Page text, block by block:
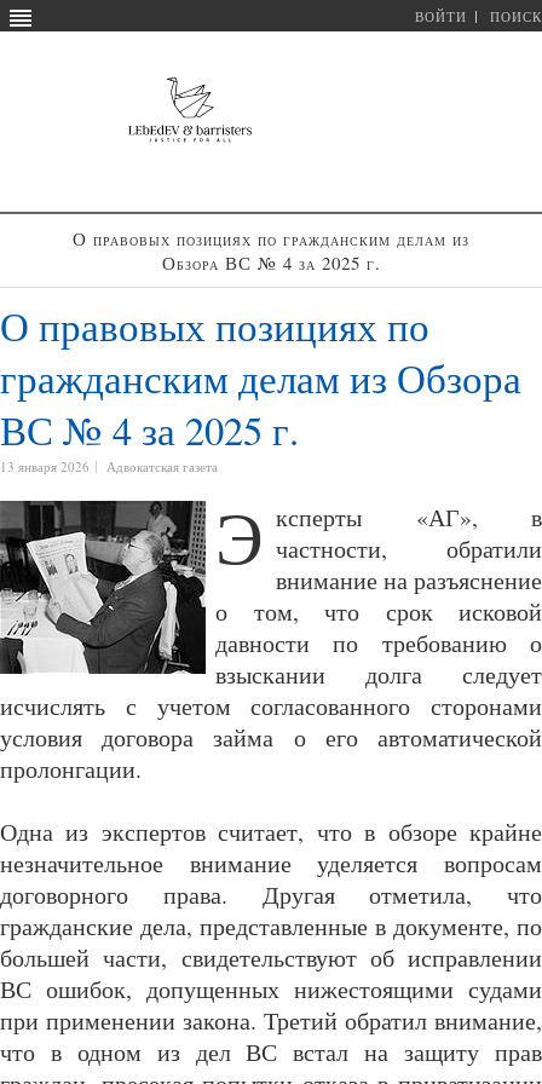
ВОЙТИ ПОИСК
О правовых позициях по гражданским делам из
Обзора ВС № 4 за 2025 г.
О правовых позициях по
гражданским делам из Обзора
ВС № 4 за 2025 г.
13 января 2026 Адвокатская газета
Э ксперты «АГ», в
частности, обратили
внимание на разъяснение
о том, что срок исковой
давности по требованию о
взыскании долга следует
исчислять с учетом согласованного сторонами
условия договора займа о его автоматической
пролонгации.
Одна из экспертов считает, что в обзоре крайне
незначительное внимание уделяется вопросам
договорного права. Другая отметила, что
гражданские дела, представленные в документе, по
большей части, свидетельствуют об исправлении
ВС ошибок, допущенных нижестоящими судами
при применении закона. Третий обратил внимание,
что в одном из дел ВС встал на защиту прав